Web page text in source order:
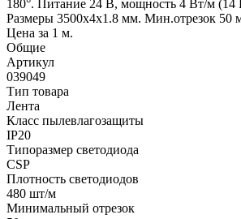
180°. Питание 24 В, мощность 4 Вт/м (14
Размеры 3500х4х1.8 мм. Мин.отрезок 50
Цена за 1 м.
Общие
Артикул
039049
Тип товара
Лента
Класс пылевлагозащиты
IP20
Типоразмер светодиода
CSP
Плотность светодиодов
480 шт/м
Минимальный отрезок